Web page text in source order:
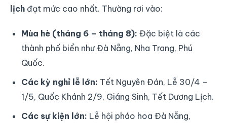
lịch đạt mức cao nhất. Thường rơi vào:
Mùa hè (tháng 6 – tháng 8): Đặc biệt là các
thành phố biển như Đà Nẵng, Nha Trang, Phú
Quốc.
Các kỳ nghỉ lễ lớn: Tết Nguyên Đán, Lễ 30/4 –
1/5, Quốc Khánh 2/9, Giáng Sinh, Tết Dương Lịch.
Các sự kiện lớn: Lễ hội pháo hoa Đà Nẵng,